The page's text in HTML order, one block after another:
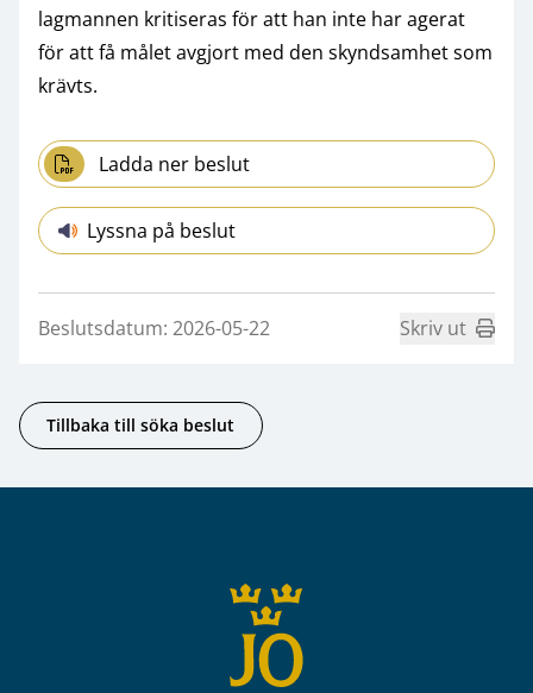
lagmannen kritiseras för att han inte har agerat
för att få målet avgjort med den skyndsamhet som
krävts.
Ladda ner beslut
Lyssna på beslut
Beslutsdatum: 2026-05-22 Skriv ut
Tillbaka till söka beslut